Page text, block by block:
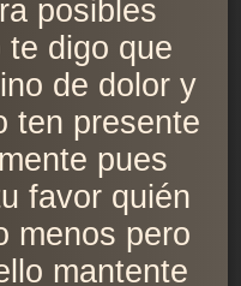
posibles
te digo que
de dolor y
ten presente
pues
favor quién
menos pero
mantente